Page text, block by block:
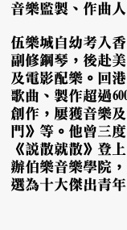
音樂監製、作曲
伍樂城自幼考入
副修鋼琴，後赴
及電影配樂。回
歌曲、製作超過
創作，屢獲音樂
門》等。他曾三
《說散就散》登
辦伯樂音樂學院
選為十大傑出青年